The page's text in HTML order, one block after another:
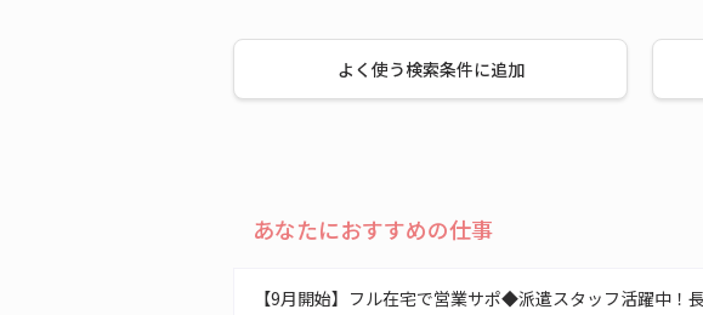
よく使う検索条件に追加
あなたにおすすめの仕事
【9月開始】フル在宅で営業サポ◆派遣スタッフ活躍中！